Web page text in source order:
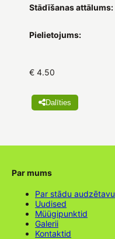
Stādīšanas attālums:
Pielietojums:
€ 4.50
Dalīties
Par mums
Par stādu audzētavu
Uudised
Müügipunktid
Galerii
Kontaktid